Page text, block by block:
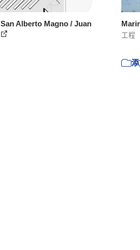
Alberto Magno / Juan
工程